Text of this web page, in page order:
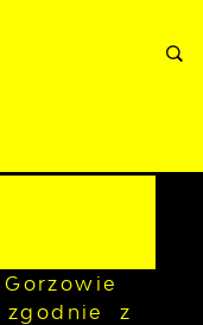
zgodnie z